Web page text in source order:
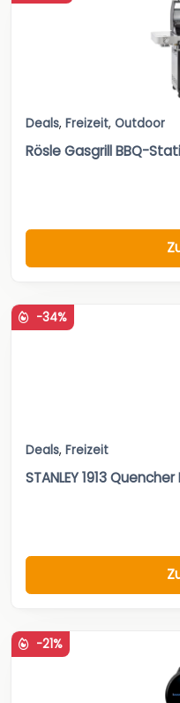
Deals, Freizeit, Outdoor
Rösle Gasgrill BBQ-
-34%
Deals, Freizeit
STANLEY 1913
-21%